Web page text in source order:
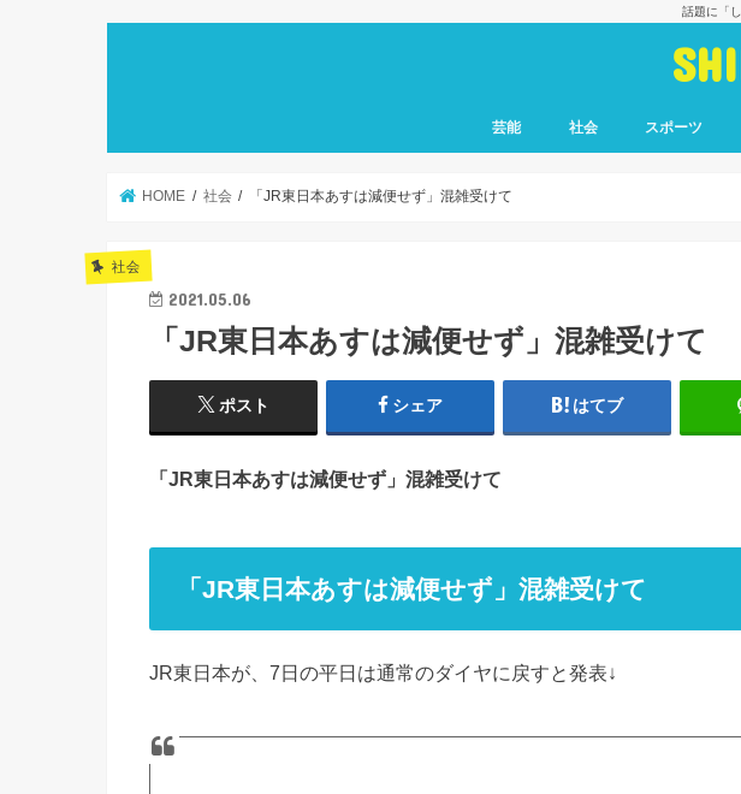
話題に「
芸能 社会 スポーツ
HOME 社会 「JR東日本あすは減便せず」混雑受けて
社会
2021.05.06
「JR東日本あすは減便せず」混雑受けて
ポスト シェア はてブ
「JR東日本あすは減便せず」混雑受けて
「JR東日本あすは減便せず」混雑受けて
JR東日本が、7日の平日は通常のダイヤに戻すと発表↓